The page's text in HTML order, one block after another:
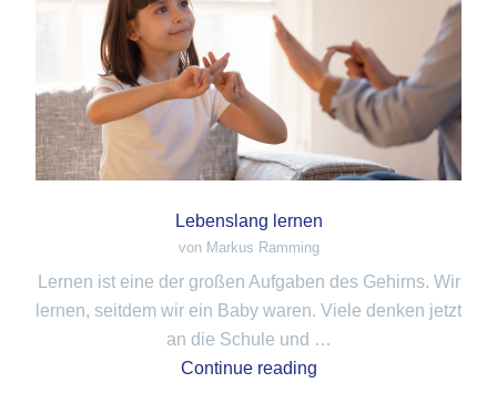
Lebenslang lernen
von Markus Ramming
Lernen ist eine der großen Aufgaben des Gehirns. Wir
lernen, seitdem wir ein Baby waren. Viele denken jetzt
an die Schule und …
Continue reading